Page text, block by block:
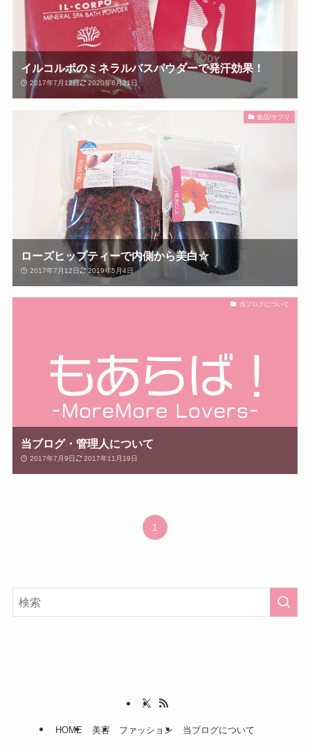
イルコルポのミネラルバスパウダーで発汗効果！
2017年7月12日 2020年6月21日
食品/サプリ
ローズヒップティーで内側から美白☆
2017年7月12日 2019年5月4日
当ブログについて
当ブログ・管理人について
2017年7月9日 2017年11月19日
1
HOME 美容 ファッション 当ブログについて